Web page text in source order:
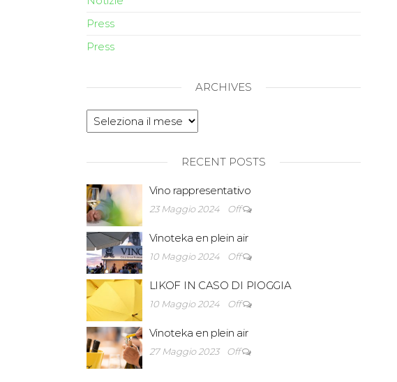
Press
Press
ARCHIVES
RECENT POSTS
Vino rappresentativo
23 Maggio 2024 Off
Vinoteka en plein air
10 Maggio 2024 Off
LIKOF IN CASO DI PIOGGIA
10 Maggio 2024 Off
Vinoteka en plein air
27 Maggio 2023 Off